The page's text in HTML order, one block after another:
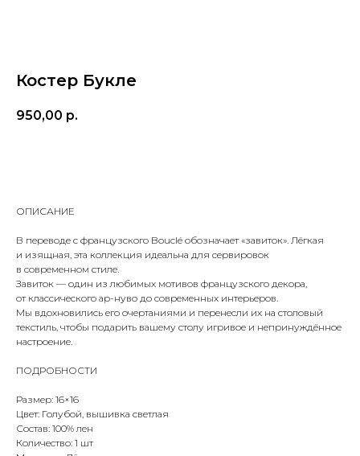
Костер Букле
950,00 р.
ОПИСАНИЕ
В переводе с французского Bouclé обозначает «завиток». Лёгкая
и изящная, эта коллекция идеальна для сервировок
в современном стиле.
Завиток — один из любимых мотивов французского декора,
от классического ар-нуво до современных интерьеров.
Мы вдохновились его очертаниями и перенесли их на столовый
текстиль, чтобы подарить вашему столу игривое и непринуждённое
настроение.
ПОДРОБНОСТИ
Размер: 16×16
Цвет: Голубой, вышивка светлая
Состав: 100% лен
Количество: 1 шт